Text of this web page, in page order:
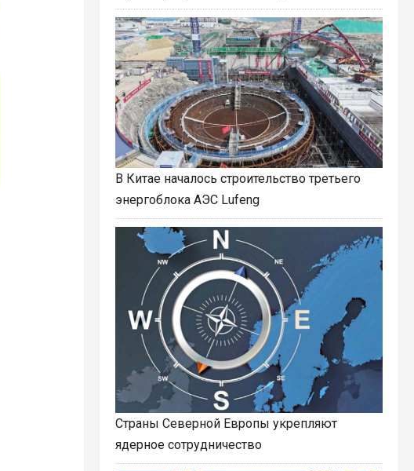
В Китае началось строительство третьего
энергоблока АЭС Lufeng
Страны Северной Европы укрепляют
ядерное сотрудничество